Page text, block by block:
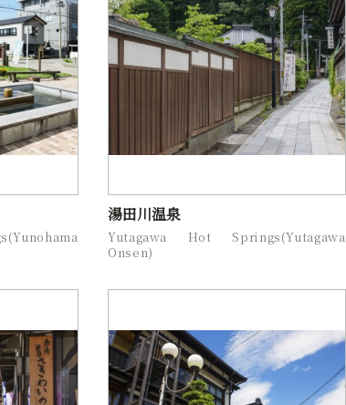
湯田川温泉
Yutagawa Hot Springs(Yutagawa
Onsen)